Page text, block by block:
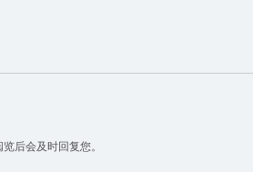
览后会及时回复您。